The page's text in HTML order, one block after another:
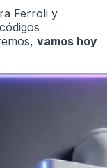
Ferroli y
códigos
vamos hoy